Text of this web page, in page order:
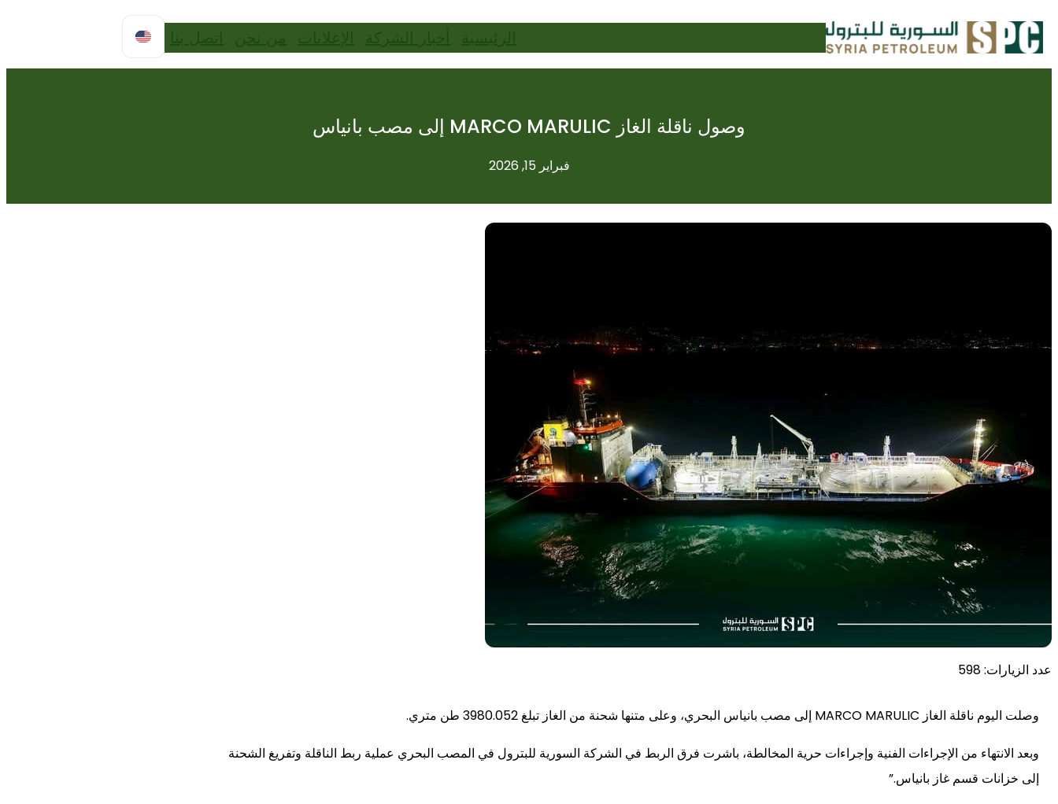
إلى
المحتوى
الرئيسية أخبار الشركة الإعلانات من نحن اتصل بنا
وصول ناقلة الغاز MARCO MARULIC إلى مصب بانياس
فبراير 15, 2026
عدد الزيارات:598
وصلت اليوم ناقلة الغاز MARCO MARULIC إلى مصب بانياس البحري، وعلى متنها شحنة من الغاز تبلغ 3980.052 طن متري.
وبعد الانتهاء من الإجراءات الفنية وإجراءات حرية المخالطة، باشرت فرق الربط في الشركة السورية للبترول في المصب البحري عملية ربط الناقلة وتفريغ الشحنة
إلى خزانات قسم غاز بانياس.”